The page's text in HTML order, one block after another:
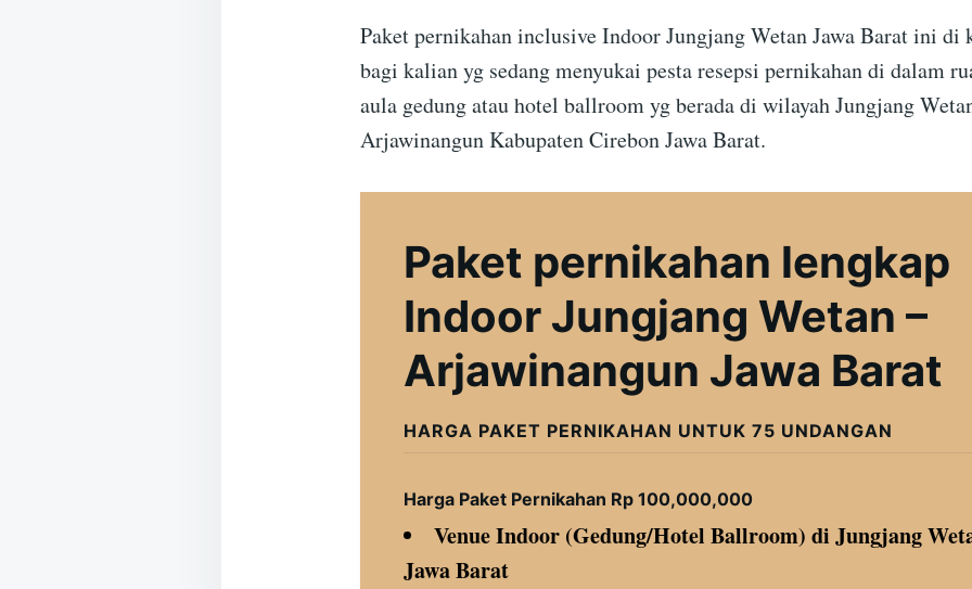
Paket pernikahan inclusive Indoor Jungjang Wetan Jawa Barat ini di
bagi kalian yg sedang menyukai pesta resepsi pernikahan di dalam
aula gedung atau hotel ballroom yg berada di wilayah Jungjang
Arjawinangun Kabupaten Cirebon Jawa Barat.
Paket pernikahan lengkap
Indoor Jungjang Wetan –
Arjawinangun Jawa Barat
HARGA PAKET PERNIKAHAN UNTUK 75 UNDANGAN
Harga Paket Pernikahan Rp 100,000,000
Venue Indoor (Gedung/Hotel Ballroom) di Jungjang
Jawa Barat